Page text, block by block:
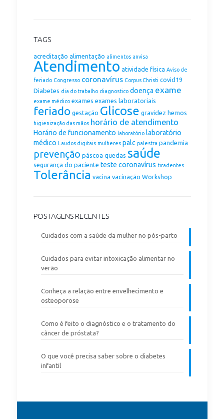
TAGS
acreditação alimentação alimentos anvisa
Atendimento atividade física Aviso de
feriado Congresso coronavírus Corpus Christi covid19
Diabetes dia do trabalho diagnostico doença exame
exame médico exames exames laboratoriais
feriado gestação Glicose gravidez hemos
higienização das mãos horário de atendimento
Horário de funcionamento laboratório laboratório
médico
Laudos digitais mulheres palc palestra pandemia
prevenção páscoa quedas saúde
segurança do paciente teste coronavírus tiradentes
Tolerância vacina vacinação Workshop
POSTAGENS RECENTES
Cuidados com a saúde da mulher no pós-parto
Cuidados para evitar intoxicação alimentar no
verão
Conheça a relação entre envelhecimento e
osteoporose
Como é feito o diagnóstico e o tratamento do
câncer de próstata?
O que você precisa saber sobre o diabetes
infantil